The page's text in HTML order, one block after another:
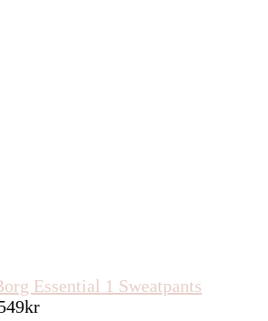
Essential 1 Sweatpants
kr